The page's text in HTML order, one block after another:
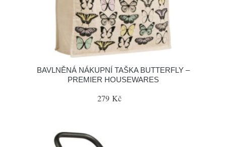
BAVLNĚNÁ NÁKUPNÍ TAŠKA BUTTERFLY –
PREMIER HOUSEWARES
279 Kč